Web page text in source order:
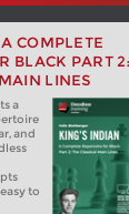
COMPLETE
BLACK PART 2:
LINES
a
and
to